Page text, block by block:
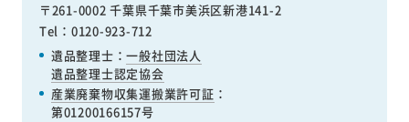
〒261-0002 千葉県千葉市美浜区新港141-2
Tel：0120-923-712
遺品整理士：一般社団法人
遺品整理士認定協会
産業廃棄物収集運搬業許可証 ：
第01200166157号